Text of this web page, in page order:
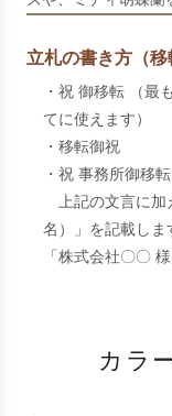
立札の書き方（移
・祝 御移転 （最
てに使えます）
・移転御祝
・祝 事務所御移転
上記の文言に加
名）」を記載しま
「株式会社〇〇
カラ